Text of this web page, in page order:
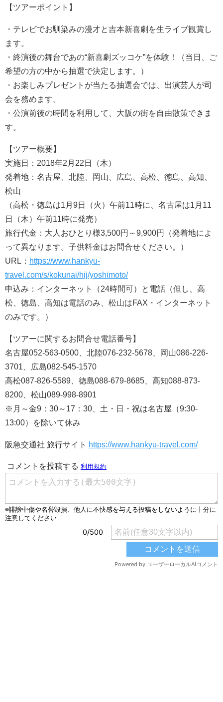
【ツアーポイント】
・テレビでお馴染みの漫才と吉本新喜劇を生ライブ観賞し
ます。
・終演後の舞台であの“新喜劇ズッコケ”を体験！（当日、ご
希望の方の中から抽選で決定します。）
・お楽しみプレゼントが当たる抽選会では、出演芸人が司
会を務めます。
・公演前後の時間を利用して、大阪の街を自由散策できま
す。
【ツアー概要】
実施日：2018年2月22日（木）
発着地：名古屋、北陸、岡山、広島、高松、徳島、高知、
松山
（高松・徳島は1月9日（火）午前11時に、名古屋は1月11
日（木）午前11時に発売）
旅行代金：大人おひとり様3,500円～9,900円（発着地によ
って異なります。子供料金はお問合せください。）
URL： https://www.hankyu-
travel.com/s/kokunai/hij/yoshimoto/
申込み：インターネット（24時間可）と電話（但し、高
松、徳島、高知は電話のみ、松山はFAX・インターネット
のみです。）
【ツアーに関するお問合せ電話番号】
名古屋052-563-0500、北陸076-232-5678、岡山086-226-
3701、広島082-545-1570
高松087-826-5589、徳島088-679-8685、高知088-873-
8200、松山089-998-8901
※月～金9：30～17：30、土・日・祝は名古屋（9:30-
13:00）を除いて休み
阪急交通社 旅行サイト https://www.hankyu-travel.com/